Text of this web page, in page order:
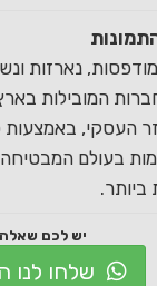
נארזות
המובילות
העסקי, באמצעות
בעולם המבטיחה
ביותר.
יש לכם
שלחו לנו